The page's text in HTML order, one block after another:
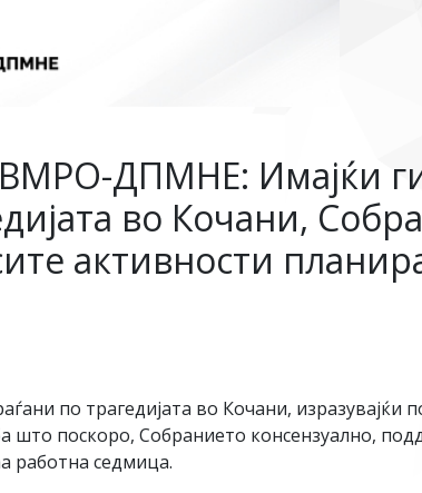
ДПМНЕ: Имајќи
во Кочани,
активности
по трагедијата во Кочани,
што поскоро, Собранието консензуално,
работна седмица.